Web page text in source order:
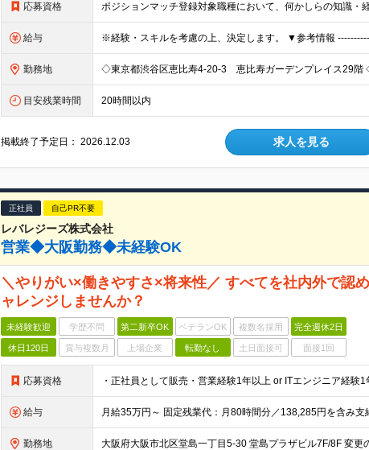
応募資格
給与
勤務地
目安残業時間 20時間以内
掲載終了予定日：2026.12.03 求人を見る
正社員 自己PR不要
レバレジーズ株式会社
営業◆大阪勤務◆未経験OK
＼やりがい×働きやすさ×将来性／ すべてを社内外で認
ャレンジしませんか？
未経験歓迎 学歴不問 第二新卒OK ベテランOK 複数名採用 完全週休2日
休日120日 賞与複数月 上場企業 転勤なし 土日面接可 面接1回
応募資格
給与
勤務地 大阪府大阪市北区堂島一丁目5-30 堂島プラザビル7F/8F 変更